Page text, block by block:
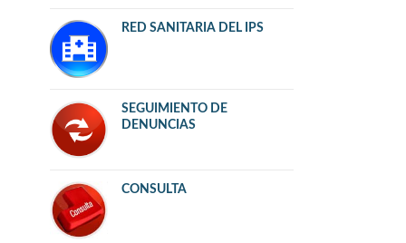
RED SANITARIA DEL IPS
SEGUIMIENTO DE
DENUNCIAS
CONSULTA